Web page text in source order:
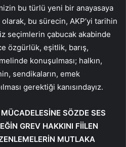
bu türlü yeni bir anayasaya
bu sürecin, AKP’yi tarihin
seçimlerin çabucak akabinde
özgürlük, eşitlik, barış,
konuşulması; halkın,
sendikaların, emek
gerektiği kanısındayız.
SÖZDE SES
GREV HAKKINI FİİLEN
MUTLAKA